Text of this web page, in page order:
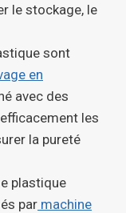
le stockage, le
sont
en
avec des
les
la pureté
plastique
par machine